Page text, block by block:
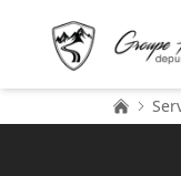
Accueil